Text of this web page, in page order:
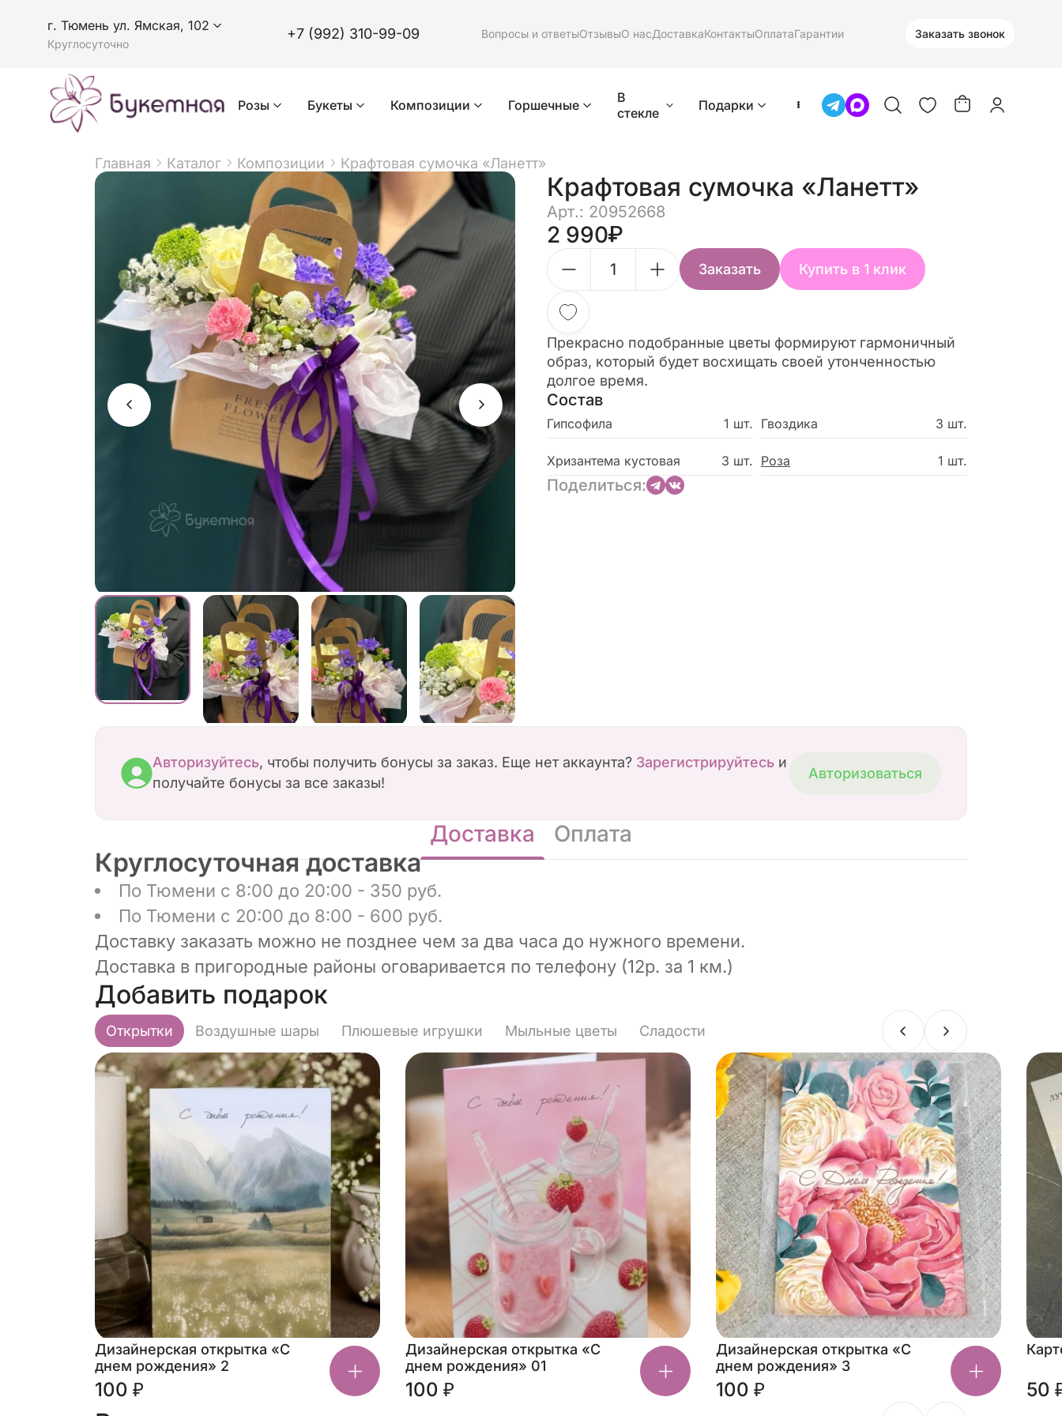
г. Тюмень ул. Ямская, 102
Круглосуточно
+7 (992) 310-99-09 Вопросы и ответыОтзывыО насДоставкаКонтактыОплатаГарантии Заказать звонок
Розы Букеты Композиции Горшечные
В
стекле
Подарки
Главная Каталог Композиции Крафтовая сумочка «Ланетт»
Крафтовая сумочка «Ланетт»
Арт.: 20952668
2 990
Заказать Купить в 1 клик
Прекрасно подобранные цветы формируют гармоничный
образ, который будет восхищать своей утонченностью
долгое время.
Состав
Гипсофила 1 шт. Гвоздика 3 шт.
Хризантема кустовая 3 шт. Роза 1 шт.
Поделиться:
Авторизуйтесь, чтобы получить бонусы за заказ. Еще нет аккаунта? Зарегистрируйтесь и
получайте бонусы за все заказы!
Авторизоваться
Доставка Оплата
Круглосуточная доставка
По Тюмени с 8:00 до 20:00 - 350 руб.
По Тюмени с 20:00 до 8:00 - 600 руб.
Доставку заказать можно не позднее чем за два часа до нужного времени.
Доставка в пригородные районы оговаривается по телефону (12р. за 1 км.)
Добавить подарок
Открытки Воздушные шары Плюшевые игрушки Мыльные цветы Сладости
Дизайнерская открытка «С
днем рождения» 2
100 ₽
Дизайнерская открытка «С
днем рождения» 01
100 ₽
Дизайнерская открытка «С
днем рождения» 3
100 ₽ 50